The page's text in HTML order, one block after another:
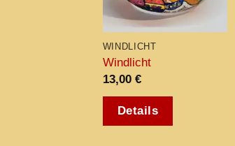
WINDLICHT
Windlicht
13,00 €
Details